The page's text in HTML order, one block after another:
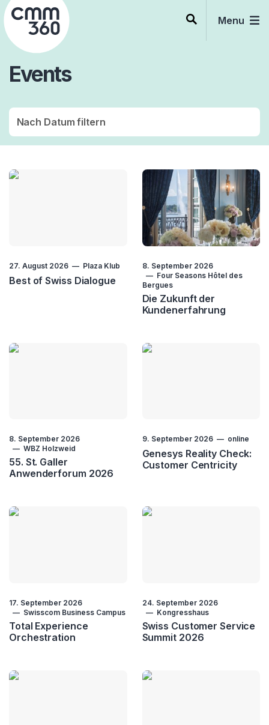
Skip
to
content
Menu
Events
27. August 2026 Plaza Klub
Best of Swiss Dialogue
8. September 2026
Four Seasons Hôtel des
Bergues
Die Zukunft der
Kundenerfahrung
8. September 2026
WBZ Holzweid
55. St. Galler
Anwenderforum 2026
9. September 2026 online
Genesys Reality Check:
Customer Centricity
17. September 2026
Swisscom Business Campus
Total Experience
Orchestration
24. September 2026
Kongresshaus
Swiss Customer Service
Summit 2026